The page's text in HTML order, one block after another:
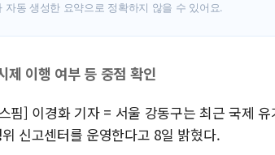
자동 생성한 요약으로 정확하지 않을 수 있어요.
제 이행 여부 등 중점 확인
핌] 이경화 기자 = 서울 강동구는 최근 국제
신고센터를 운영한다고 8일 밝혔다.